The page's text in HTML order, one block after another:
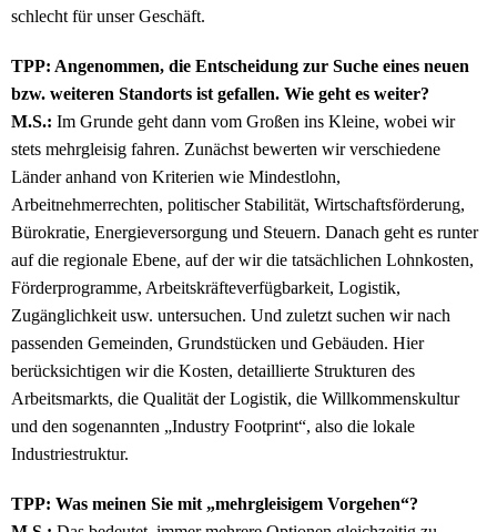
schlecht für unser Geschäft.
TPP: Angenommen, die Entscheidung zur Suche eines neuen
bzw. weiteren Standorts ist gefallen. Wie geht es weiter?
M.S.: Im Grunde geht dann vom Großen ins Kleine, wobei wir
stets mehrgleisig fahren. Zunächst bewerten wir verschiedene
Länder anhand von Kriterien wie Mindestlohn,
Arbeitnehmerrechten, politischer Stabilität, Wirtschaftsförderung,
Bürokratie, Energieversorgung und Steuern. Danach geht es runter
auf die regionale Ebene, auf der wir die tatsächlichen Lohnkosten,
Förderprogramme, Arbeitskräfteverfügbarkeit, Logistik,
Zugänglichkeit usw. untersuchen. Und zuletzt suchen wir nach
passenden Gemeinden, Grundstücken und Gebäuden. Hier
berücksichtigen wir die Kosten, detaillierte Strukturen des
Arbeitsmarkts, die Qualität der Logistik, die Willkommenskultur
und den sogenannten „Industry Footprint“, also die lokale
Industriestruktur.
TPP: Was meinen Sie mit „mehrgleisigem Vorgehen“?